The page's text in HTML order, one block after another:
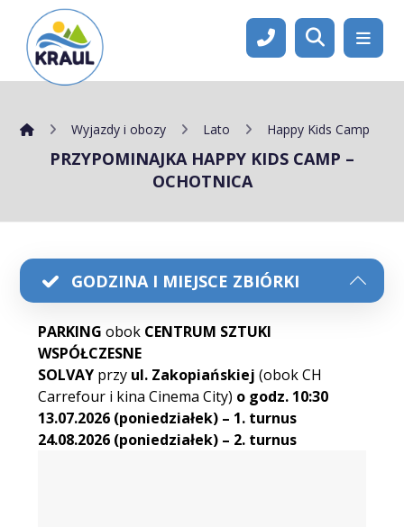
Wyjazdy i obozy Lato Happy Kids Camp
PRZYPOMINAJKA HAPPY KIDS CAMP –
OCHOTNICA
GODZINA I MIEJSCE ZBIÓRKI
PARKINGobok CENTRUM SZTUKI
WSPÓŁCZESNE
SOLVAY przy ul. Zakopiańskiej(obok CH
Carrefour i kina Cinema City) o godz. 10:30
13.07.2026 (poniedziałek) – 1. turnus
24.08.2026 (poniedziałek) – 2. turnus